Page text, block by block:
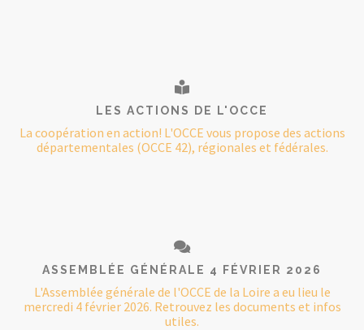
LES ACTIONS DE L'OCCE
La coopération en action! L'OCCE vous propose des actions
départementales (OCCE 42), régionales et fédérales.
ASSEMBLÉE GÉNÉRALE 4 FÉVRIER 2026
L'Assemblée générale de l'OCCE de la Loire a eu lieu le
mercredi 4 février 2026. Retrouvez les documents et infos
utiles.